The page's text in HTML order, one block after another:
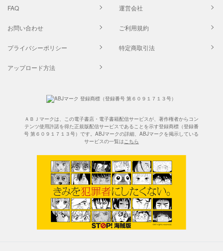
FAQ 運営会社
お問い合わせ ご利用規約
プライバシーポリシー 特定商取引法
アップロード方法
ＡＢＪマークは、この電子書店・電子書籍配信サービスが、著作権者からコン
テンツ使用許諾を得た正規版配信サービスであることを示す登録商標（登録番
号 第６０９１７１３号）です。ABJマークの詳細、ABJマークを掲示している
サービスの一覧はこちら